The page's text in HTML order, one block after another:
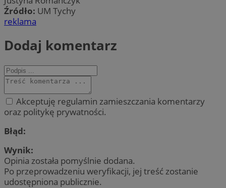
Źródło: UM Tychy
reklama
Dodaj komentarz
Akceptuję regulamin zamieszczania komentarzy
oraz politykę prywatności.
Błąd:
Wynik:
Opinia została pomyślnie dodana.
Po przeprowadzeniu weryfikacji, jej treść zostanie
udostępniona publicznie.